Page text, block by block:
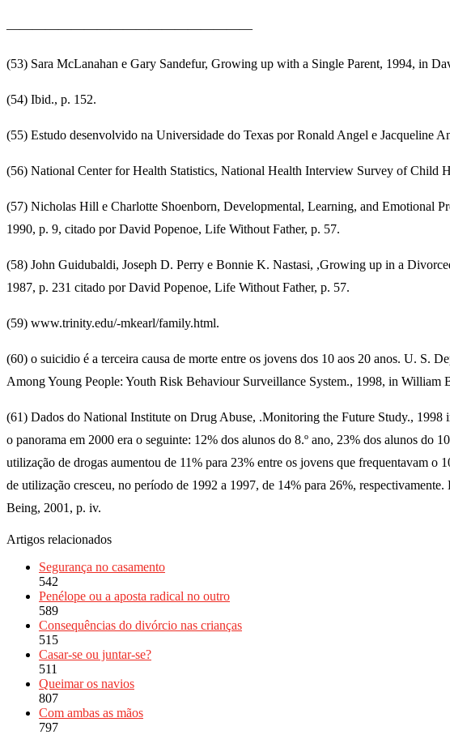
———————————————————
(53) Sara McLanahan e Gary Sandefur, Growing up with a Single Parent, 1994, in
(54) Ibid., p. 152.
(55) Estudo desenvolvido na Universidade do Texas por Ronald Angel e Jacqueline
(56) National Center for Health Statistics, National Health Interview Survey of Child
(57) Nicholas Hill e Charlotte Shoenborn, Developmental, Learning, and Emotional
1990, p. 9, citado por David Popenoe, Life Without Father, p. 57.
(58) John Guidubaldi, Joseph D. Perry e Bonnie K. Nastasi, ,Growing up in a
1987, p. 231 citado por David Popenoe, Life Without Father, p. 57.
(59) www.trinity.edu/-mkearl/family.html.
(60) o suicidio é a terceira causa de morte entre os jovens dos 10 aos 20 anos. U. S.
Among Young People: Youth Risk Behaviour Surveillance System., 1998, in
(61) Dados do National Institute on Drug Abuse, .Monitoring the Future Study.,
o panorama em 2000 era o seguinte: 12% dos alunos do 8.º ano, 23% dos alunos do
utilização de drogas aumentou de 11% para 23% entre os jovens que frequentavam o
de utilização cresceu, no período de 1992 a 1997, de 14% para 26%,
Being, 2001, p. iv.
Artigos relacionados
Segurança no casamento
542
Penélope ou a aposta radical no outro
589
Consequências do divórcio nas crianças
515
Casar-se ou juntar-se?
511
Queimar os navios
807
Com ambas as mãos
797